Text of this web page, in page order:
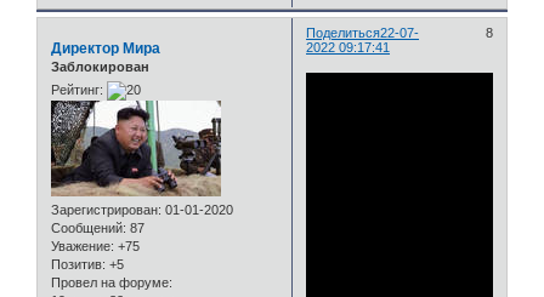
Поделиться 8
22-07-
2022 09:17:41
Директор Мира
Заблокирован
Рейтинг:
Зарегистрирован: 01-01-2020
Сообщений: 87
Уважение: +75
Позитив: +5
Провел на форуме: